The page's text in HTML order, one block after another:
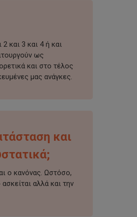
και 3 και 4 ή και
ως
και στο τέλος
μας ανάγκες.
και
ο κανόνας. Ωστόσο,
αλλά και την